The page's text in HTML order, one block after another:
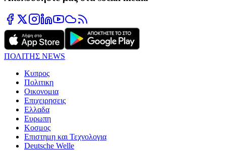
ΠΟΛΙΤΗΣ NEWS
Κυπρος
Πολιτικη
Οικονομια
Επιχειρησεις
Ελλαδα
Ευρωπη
Κοσμος
Επιστημη και Τεχνολογια
Deutsche Welle